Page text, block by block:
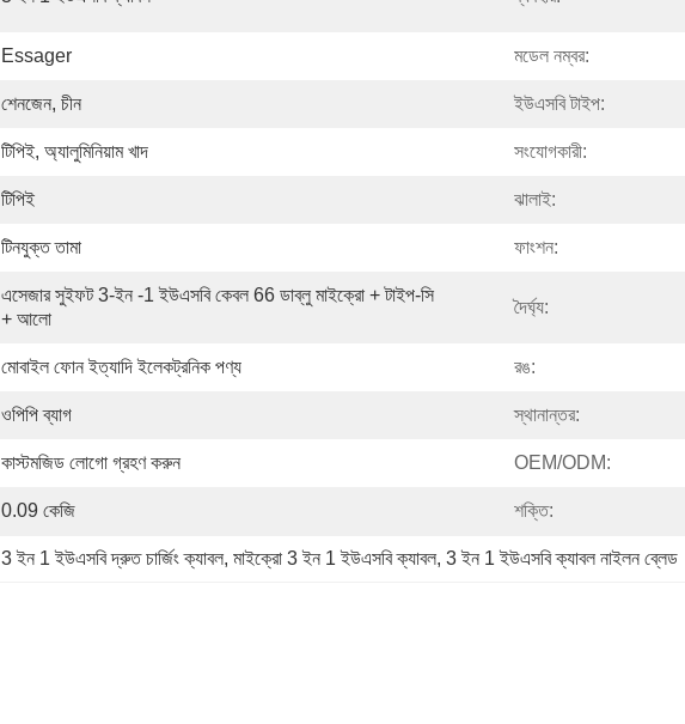
Essager মডেল নম্বর:
শেনজেন, চীন ইউএসবি টাইপ:
টিপিই, অ্যালুমিনিয়াম খাদ সংযোগকারী:
টিপিই ঝালাই:
টিনযুক্ত তামা ফাংশন:
এসেজার সুইফট 3-ইন -1 ইউএসবি কেবল 66 ডাব্লু মাইক্রো + টাইপ-সি
+ আলো
দৈর্ঘ্য:
মোবাইল ফোন ইত্যাদি ইলেকট্রনিক পণ্য রঙ:
ওপিপি ব্যাগ স্থানান্তর:
কাস্টমজিড লোগো গ্রহণ করুন OEM/ODM:
0.09 কেজি শক্তি:
3 ইন 1 ইউএসবি দ্রুত চার্জিং ক্যাবল, মাইক্রো 3 ইন 1 ইউএসবি ক্যাবল, 3 ইন 1 ইউএসবি ক্যাবল নাইলন ব্লেড